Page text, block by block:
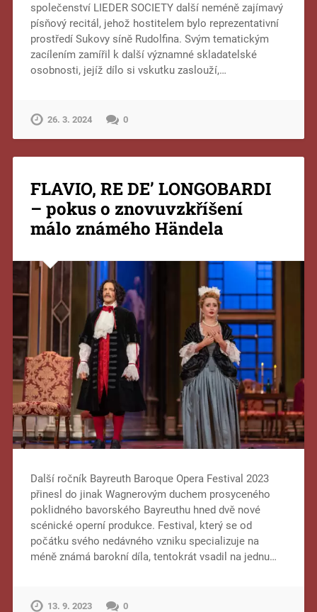
společenství LIEDER SOCIETY další neméně zajímavý
písňový recitál, jehož hostitelem bylo reprezentativní
prostředí Sukovy síně Rudolfina. Svým tematickým
zacílením zamířil k další významné skladatelské
osobnosti, jejíž dílo si vskutku zaslouží,…
26. 3. 2024 0
FLAVIO, RE DE’ LONGOBARDI
– pokus o znovuvzkříšení
málo známého Händela
Další ročník Bayreuth Baroque Opera Festival 2023
přinesl do jinak Wagnerovým duchem prosyceného
poklidného bavorského Bayreuthu hned dvě nové
scénické operní produkce. Festival, který se od
počátku svého nedávného vzniku specializuje na
méně známá barokní díla, tentokrát vsadil na jednu…
13. 9. 2023 0